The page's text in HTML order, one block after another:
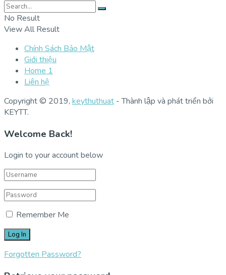
No Result
View All Result
Chính Sách Bảo Mật
Giới thiệu
Home 1
Liên hệ
Copyright © 2019, keythuthuat - Thành lập và phát triển bởi
KEYTT.
Welcome Back!
Login to your account below
Remember Me
Forgotten Password?